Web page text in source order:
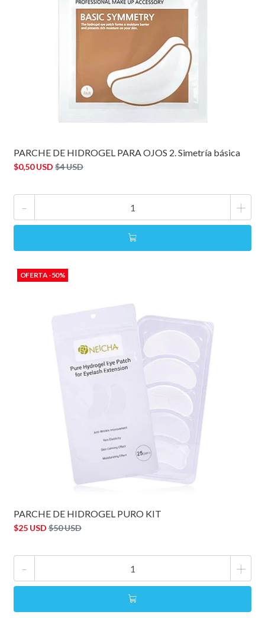
PARCHE DE HIDROGEL PARA OJOS 2. Simetría básica
$0,50 USD $4 USD
- +
OFERTA -50%
PARCHE DE HIDROGEL PURO KIT
$25 USD $50 USD
- +